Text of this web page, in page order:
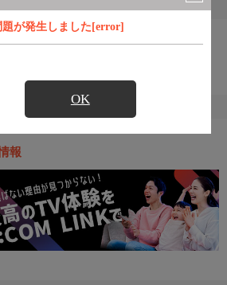
題が発生しました[error]
OK
め番組
報